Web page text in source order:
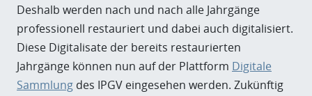
Deshalb werden nach und nach alle Jahrgänge
professionell restauriert und dabei auch digitalisiert.
Diese Digitalisate der bereits restaurierten
Jahrgänge können nun auf der Plattform Digitale
Sammlung des IPGV eingesehen werden. Zukünftig